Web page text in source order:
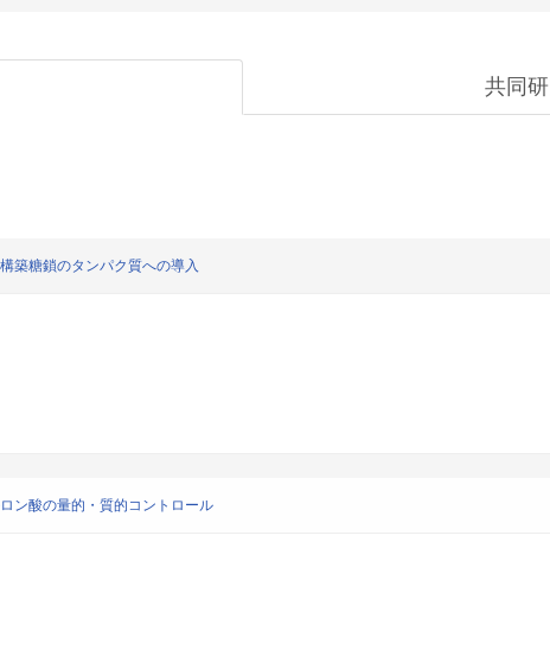
共同
築糖鎖のタンパク質への導入
ン酸の量的・質的コントロール